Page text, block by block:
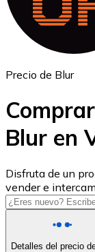
USD Coin
USDC
Precio de Blur
Comprar
Blur en
Disfruta de un
vender e
Detalles del precio